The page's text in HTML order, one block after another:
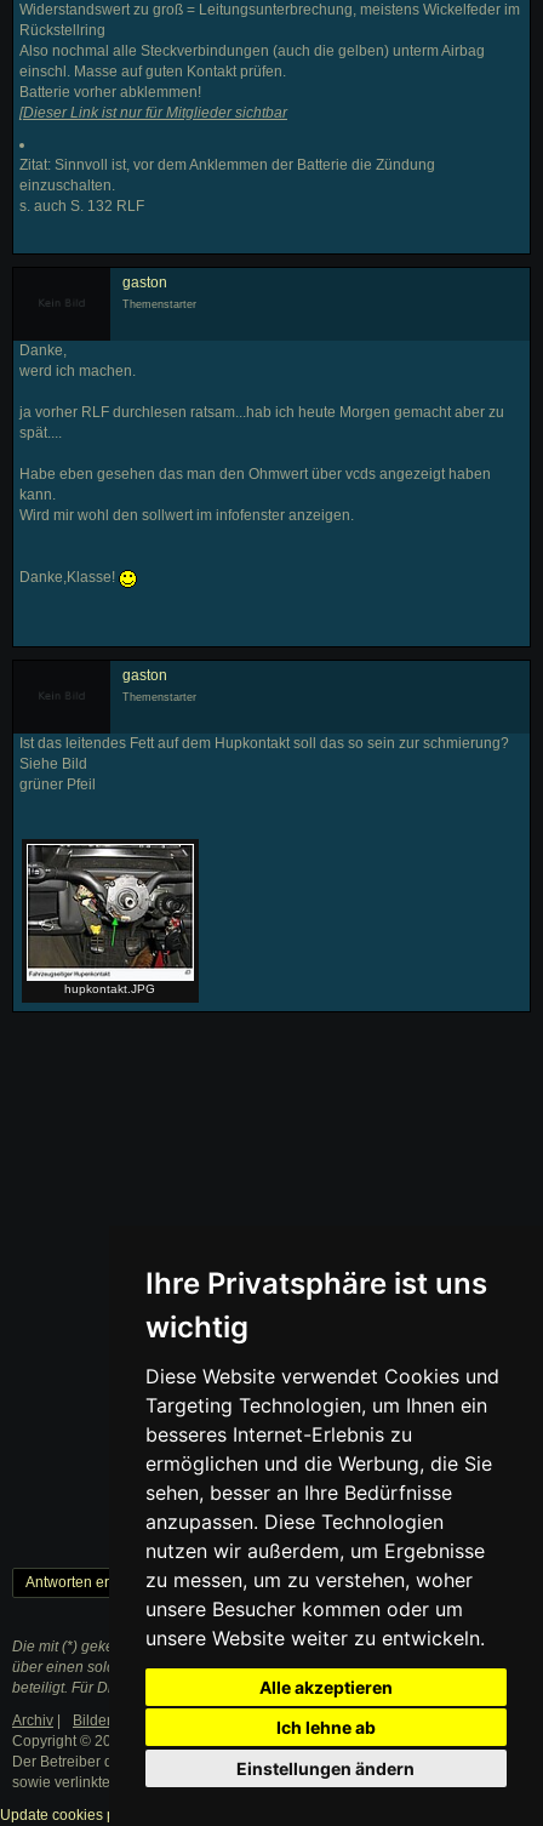
Ihre Privatsphäre ist uns
wichtig
Diese Website verwendet Cookies und
Targeting Technologien, um Ihnen ein
besseres Internet-Erlebnis zu
ermöglichen und die Werbung, die Sie
sehen, besser an Ihre Bedürfnisse
anzupassen. Diese Technologien
nutzen wir außerdem, um Ergebnisse
zu messen, um zu verstehen, woher
unsere Besucher kommen oder um
unsere Website weiter zu entwickeln.
Alle akzeptieren
Ich lehne ab
Einstellungen ändern
Widerstandswert zu groß = Leitungsunterbrechung, meistens Wickelfeder im
Rückstellring
Also nochmal alle Steckverbindungen (auch die gelben) unterm Airbag
einschl. Masse auf guten Kontakt prüfen.
Batterie vorher abklemmen!
[Dieser Link ist nur für Mitglieder sichtbar
Zitat: Sinnvoll ist, vor dem Anklemmen der Batterie die Zündung
einzuschalten.
s. auch S. 132 RLF
gaston
Themenstarter
Danke,
werd ich machen.
ja vorher RLF durchlesen ratsam...hab ich heute Morgen gemacht aber zu
spät....
Habe eben gesehen das man den Ohmwert über vcds angezeigt haben
kann.
Wird mir wohl den sollwert im infofenster anzeigen.
Danke,Klasse!
gaston
Themenstarter
Ist das leitendes Fett auf dem Hupkontakt soll das so sein zur schmierung?
Siehe Bild
grüner Pfeil
hupkontakt.JPG
« Zurück 1 Weiter »
Antworten erstellen
Die mit (*) gekennzeichneten Links sind sogenannte Affiliate Links. Kommt
über einen solchen Link ein Einkauf zustande, werden wir mit einer Provision
beteiligt. Für Dich entstehen dabei keine Mehrkosten.
Archiv
Bilder |
Impressum
Copyright © 2003 - 2021 · Alle Rechte vorbehalten.
Der Betreiber distanziert sich ausdrücklich von den Inhalten der Forenbeiträge
sowie verlinkter Internetseiten.
Update cookies preferences